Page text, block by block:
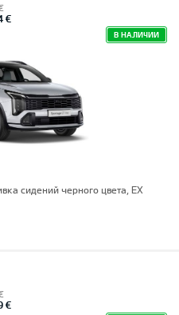
€
В НАЛИЧИИ
сидений черного цвета, EX
€